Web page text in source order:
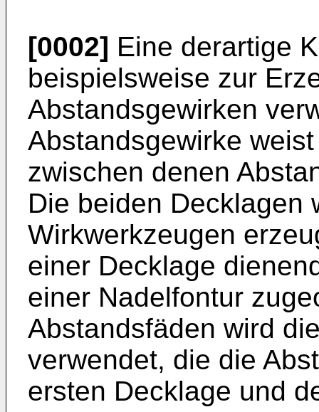
[0002] Eine derartige
beispielsweise zur
Abstandsgewirken
Abstandsgewirke
zwischen denen
Die beiden Decklagen
Wirkwerkzeugen
einer Decklage
einer Nadelfontur
Abstandsfäden wird
verwendet, die die
ersten Decklage und